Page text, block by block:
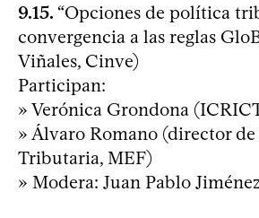
9.15. “Opciones de política
convergencia a las reglas
Viñales, Cinve)
Participan:
» Verónica Grondona
» Álvaro Romano (director de
Tributaria, MEF)
» Modera: Juan Pablo